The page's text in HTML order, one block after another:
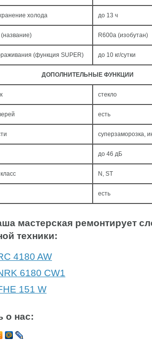
холода до 13 ч
R600a (изобутан)
(функция SUPER) до 10 кг/cутки
ДОПОЛНИТЕЛЬНЫЕ ФУНКЦИИ
стекло
есть
суперзаморозка,
до 46 дБ
N, ST
есть
мастерская ремонтирует
техники:
4180 AW
6180 CW1
151 W
о нас: